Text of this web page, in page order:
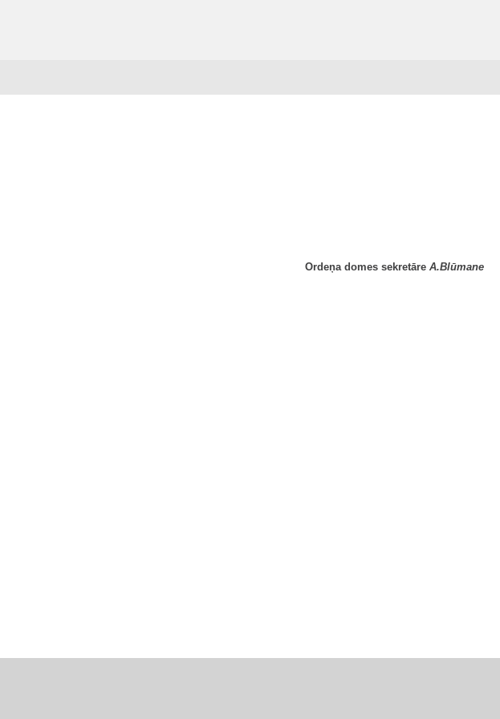
Ordeņa domes sekretāre A.Blūmane